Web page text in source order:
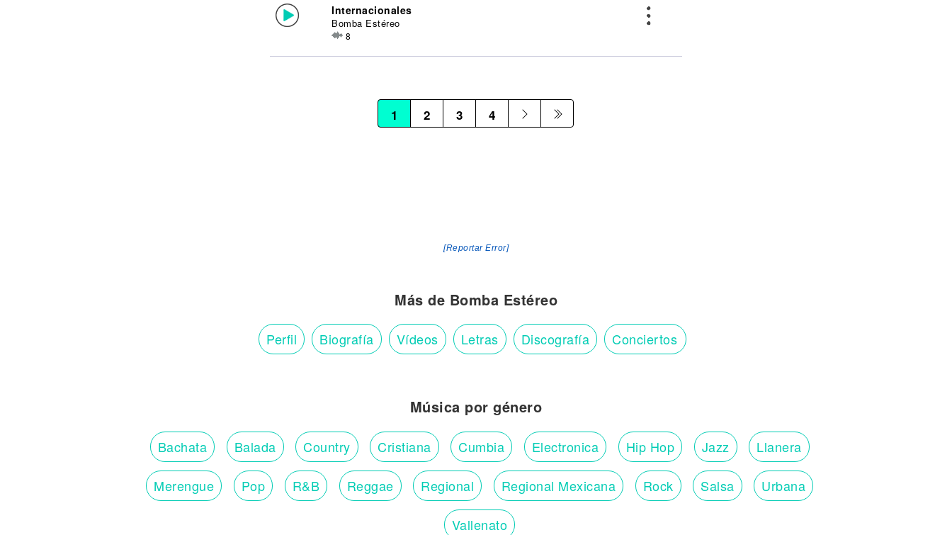
Internacionales
Bomba Estéreo
8
1 2 3 4
[Reportar Error]
Más de Bomba Estéreo
Perfil Biografía Vídeos Letras Discografía Conciertos
Música por género
Bachata Balada Country Cristiana Cumbia Electronica Hip Hop Jazz Llanera
Merengue Pop R&B Reggae Regional Regional Mexicana Rock Salsa Urbana
Vallenato